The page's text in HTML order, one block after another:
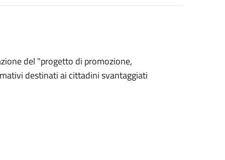
del "progetto di promozione,
destinati ai cittadini svantaggiati